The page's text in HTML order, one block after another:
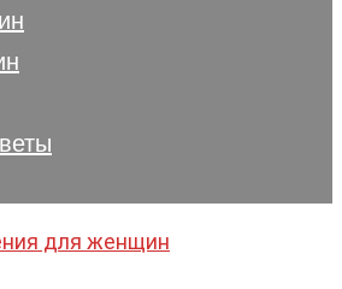
для женщин